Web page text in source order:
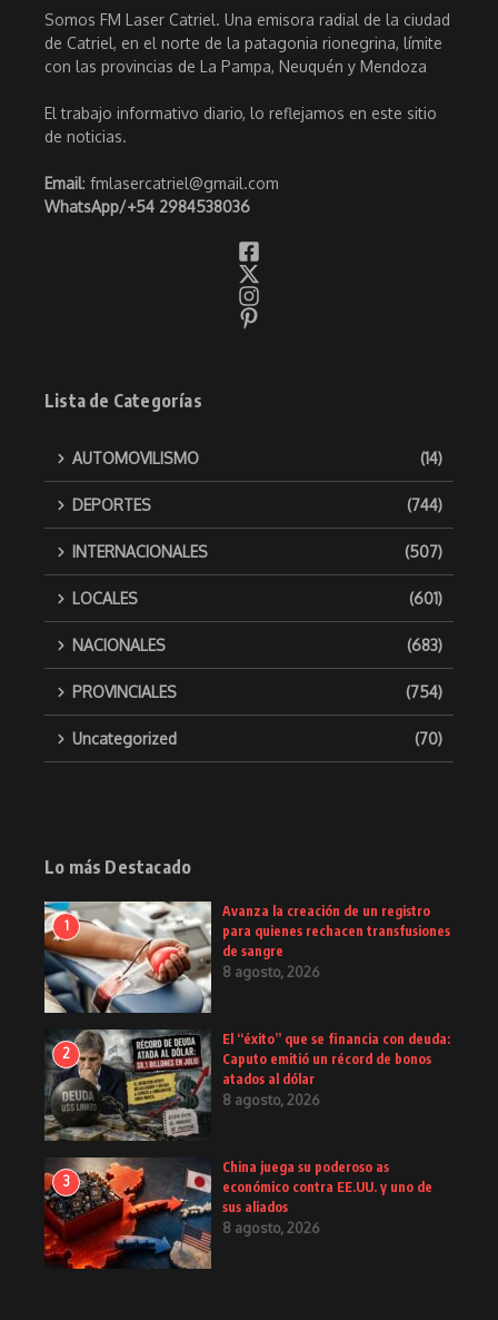
Somos FM Laser Catriel. Una emisora radial de la ciudad
de Catriel, en el norte de la patagonia rionegrina, límite
con las provincias de La Pampa, Neuquén y Mendoza
El trabajo informativo diario, lo reflejamos en este sitio
de noticias.
Email: fmlasercatriel@gmail.com
WhatsApp/+54 2984538036
Lista de Categorías
AUTOMOVILISMO (14)
DEPORTES (744)
INTERNACIONALES (507)
LOCALES (601)
NACIONALES (683)
PROVINCIALES (754)
Uncategorized (70)
Lo más Destacado
1
Avanza la creación de un registro
para quienes rechacen transfusiones
de sangre
8 agosto, 2026
2
El “éxito” que se financia con deuda:
Caputo emitió un récord de bonos
atados al dólar
8 agosto, 2026
3
China juega su poderoso as
económico contra EE.UU. y uno de
sus aliados
8 agosto, 2026